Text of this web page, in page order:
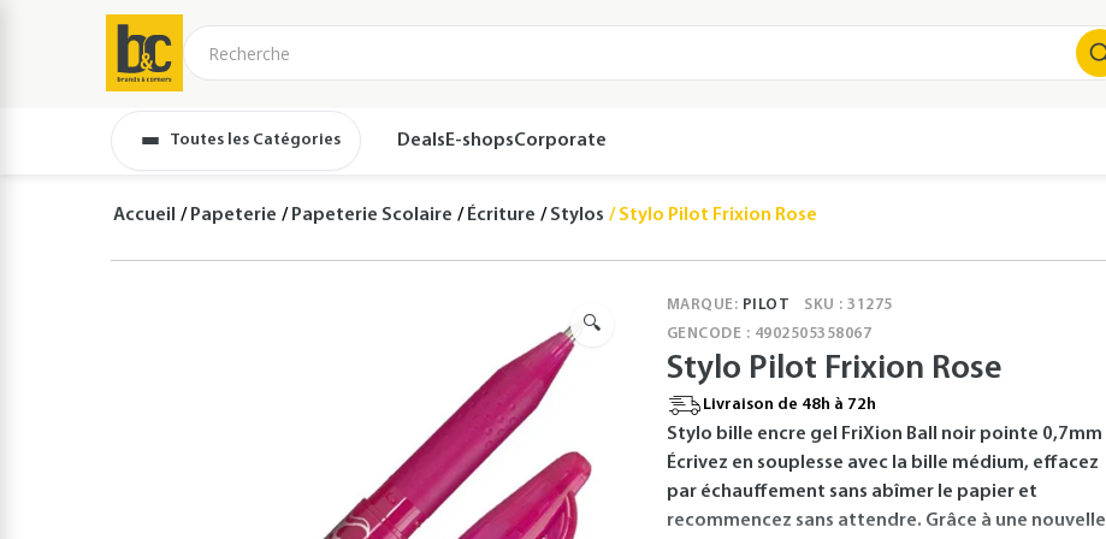
Toutes les Catégories Deals E-shopsCorporate
Accueil Papeterie Papeterie Scolaire Écriture Stylos Stylo Pilot Frixion Rose
🔍
MARQUE: PILOT
SKU : 31275
GENCODE : 4902505358067
Stylo Pilot Frixion Rose
Livraison de 48h à 72h
Stylo bille encre gel FriXion Ball noir pointe 0,7mm
Écrivez en souplesse avec la bille médium, effacez
par échauffement sans abîmer le papier et
recommencez sans attendre. Grâce à une nouvelle